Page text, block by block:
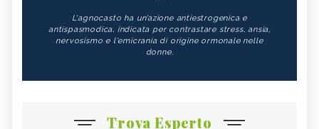
L'agnocasto ha un’azione antiestrogenica e
antispasmodica, indicata per contrastare stress, ansia,
nervosismo e l'emicrania di origine ormonale nelle
donne.
Trova Esperto